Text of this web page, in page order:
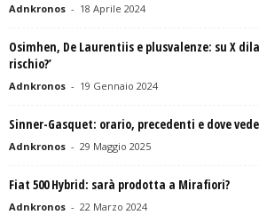
Adnkronos - 18 Aprile 2024
Osimhen, De Laurentiis e plusvalenze: su X
rischio?’
Adnkronos - 19 Gennaio 2024
Sinner-Gasquet: orario, precedenti e dove
Adnkronos - 29 Maggio 2025
Fiat 500 Hybrid: sarà prodotta a Mirafiori?
Adnkronos - 22 Marzo 2024